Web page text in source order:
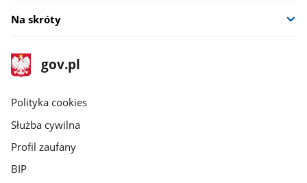
Na skróty
stopka
gov.pl
Strona
gov.pl
gov.pl
Polityka cookies
Służba cywilna
Profil zaufany
BIP